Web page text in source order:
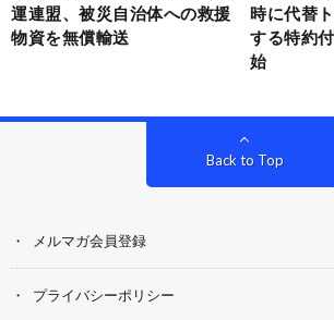
運連盟、被災自治体への救援
物資を無償輸送
時に代替
する特約
始
Back to Top
メルマガ会員登録
プライバシーポリシー